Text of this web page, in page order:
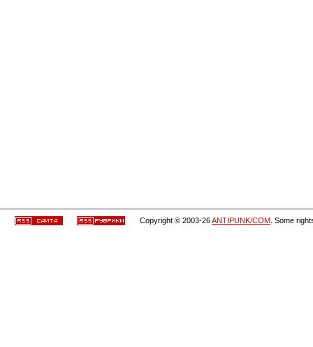
Copyright © 2003-26ANTIPUNK/COM . Some